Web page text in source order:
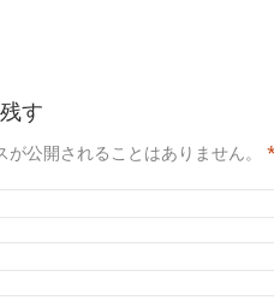
す
が公開されることはありません。 *